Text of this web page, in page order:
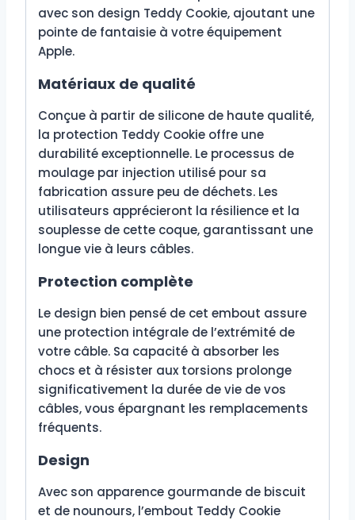
avec son design Teddy Cookie, ajoutant une
pointe de fantaisie à votre équipement
Apple.
Matériaux de qualité
Conçue à partir de silicone de haute qualité,
la protection Teddy Cookie offre une
durabilité exceptionnelle. Le processus de
moulage par injection utilisé pour sa
fabrication assure peu de déchets. Les
utilisateurs apprécieront la résilience et la
souplesse de cette coque, garantissant une
longue vie à leurs câbles.
Protection complète
Le design bien pensé de cet embout assure
une protection intégrale de l’extrémité de
votre câble. Sa capacité à absorber les
chocs et à résister aux torsions prolonge
significativement la durée de vie de vos
câbles, vous épargnant les remplacements
fréquents.
Design
Avec son apparence gourmande de biscuit
et de nounours, l’embout Teddy Cookie